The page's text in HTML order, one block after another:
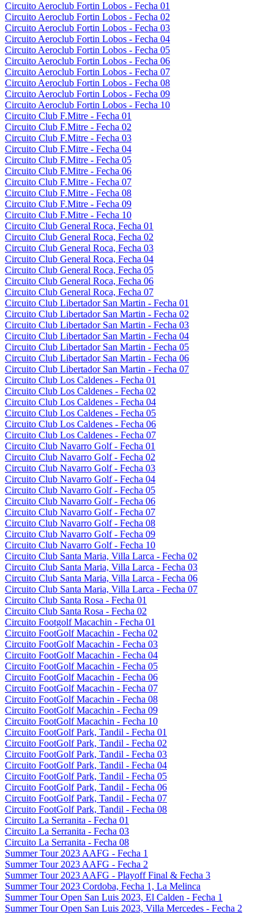
Circuito Aeroclub Fortin Lobos - Fecha 01
Circuito Aeroclub Fortin Lobos - Fecha 02
Circuito Aeroclub Fortin Lobos - Fecha 03
Circuito Aeroclub Fortin Lobos - Fecha 04
Circuito Aeroclub Fortin Lobos - Fecha 05
Circuito Aeroclub Fortin Lobos - Fecha 06
Circuito Aeroclub Fortin Lobos - Fecha 07
Circuito Aeroclub Fortin Lobos - Fecha 08
Circuito Aeroclub Fortin Lobos - Fecha 09
Circuito Aeroclub Fortin Lobos - Fecha 10
Circuito Club F.Mitre - Fecha 01
Circuito Club F.Mitre - Fecha 02
Circuito Club F.Mitre - Fecha 03
Circuito Club F.Mitre - Fecha 04
Circuito Club F.Mitre - Fecha 05
Circuito Club F.Mitre - Fecha 06
Circuito Club F.Mitre - Fecha 07
Circuito Club F.Mitre - Fecha 08
Circuito Club F.Mitre - Fecha 09
Circuito Club F.Mitre - Fecha 10
Circuito Club General Roca, Fecha 01
Circuito Club General Roca, Fecha 02
Circuito Club General Roca, Fecha 03
Circuito Club General Roca, Fecha 04
Circuito Club General Roca, Fecha 05
Circuito Club General Roca, Fecha 06
Circuito Club General Roca, Fecha 07
Circuito Club Libertador San Martin - Fecha 01
Circuito Club Libertador San Martin - Fecha 02
Circuito Club Libertador San Martin - Fecha 03
Circuito Club Libertador San Martin - Fecha 04
Circuito Club Libertador San Martin - Fecha 05
Circuito Club Libertador San Martin - Fecha 06
Circuito Club Libertador San Martin - Fecha 07
Circuito Club Los Caldenes - Fecha 01
Circuito Club Los Caldenes - Fecha 02
Circuito Club Los Caldenes - Fecha 04
Circuito Club Los Caldenes - Fecha 05
Circuito Club Los Caldenes - Fecha 06
Circuito Club Los Caldenes - Fecha 07
Circuito Club Navarro Golf - Fecha 01
Circuito Club Navarro Golf - Fecha 02
Circuito Club Navarro Golf - Fecha 03
Circuito Club Navarro Golf - Fecha 04
Circuito Club Navarro Golf - Fecha 05
Circuito Club Navarro Golf - Fecha 06
Circuito Club Navarro Golf - Fecha 07
Circuito Club Navarro Golf - Fecha 08
Circuito Club Navarro Golf - Fecha 09
Circuito Club Navarro Golf - Fecha 10
Circuito Club Santa Maria, Villa Larca - Fecha 02
Circuito Club Santa Maria, Villa Larca - Fecha 03
Circuito Club Santa Maria, Villa Larca - Fecha 06
Circuito Club Santa Maria, Villa Larca - Fecha 07
Circuito Club Santa Rosa - Fecha 01
Circuito Club Santa Rosa - Fecha 02
Circuito Footgolf Macachin - Fecha 01
Circuito FootGolf Macachin - Fecha 02
Circuito FootGolf Macachin - Fecha 03
Circuito FootGolf Macachin - Fecha 04
Circuito FootGolf Macachin - Fecha 05
Circuito FootGolf Macachin - Fecha 06
Circuito FootGolf Macachin - Fecha 07
Circuito FootGolf Macachin - Fecha 08
Circuito FootGolf Macachin - Fecha 09
Circuito FootGolf Macachin - Fecha 10
Circuito FootGolf Park, Tandil - Fecha 01
Circuito FootGolf Park, Tandil - Fecha 02
Circuito FootGolf Park, Tandil - Fecha 03
Circuito FootGolf Park, Tandil - Fecha 04
Circuito FootGolf Park, Tandil - Fecha 05
Circuito FootGolf Park, Tandil - Fecha 06
Circuito FootGolf Park, Tandil - Fecha 07
Circuito FootGolf Park, Tandil - Fecha 08
Circuito La Serranita - Fecha 01
Circuito La Serranita - Fecha 03
Circuito La Serranita - Fecha 08
Summer Tour 2023 AAFG - Fecha 1
Summer Tour 2023 AAFG - Fecha 2
Summer Tour 2023 AAFG - Playoff Final & Fecha 3
Summer Tour 2023 Cordoba, Fecha 1, La Melinca
Summer Tour Open San Luis 2023, El Calden - Fecha 1
Summer Tour Open San Luis 2023, Villa Mercedes - Fecha 2